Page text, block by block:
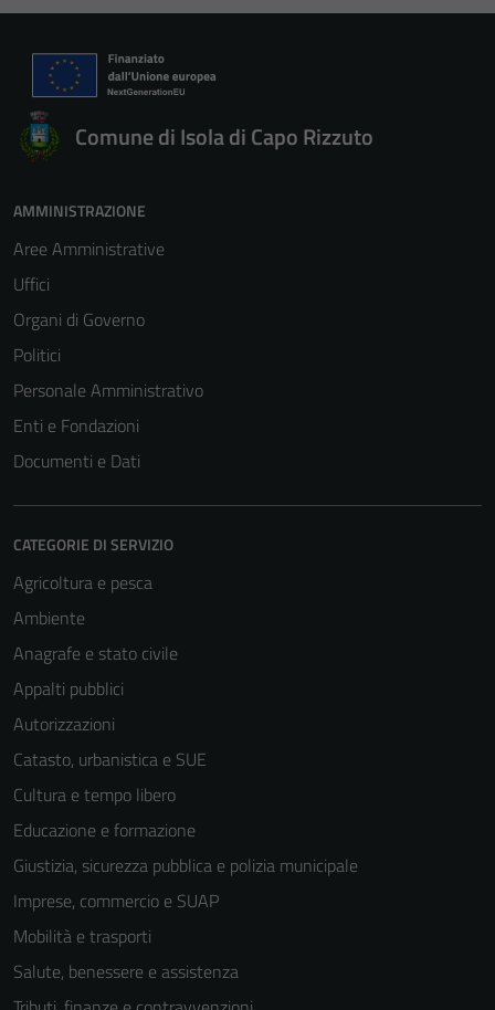
Comune di Isola di Capo Rizzuto
AMMINISTRAZIONE
Aree Amministrative
Uffici
Organi di Governo
Politici
Personale Amministrativo
Enti e Fondazioni
Documenti e Dati
CATEGORIE DI SERVIZIO
Agricoltura e pesca
Ambiente
Anagrafe e stato civile
Appalti pubblici
Autorizzazioni
Catasto, urbanistica e SUE
Cultura e tempo libero
Educazione e formazione
Giustizia, sicurezza pubblica e polizia municipale
Imprese, commercio e SUAP
Mobilità e trasporti
Salute, benessere e assistenza